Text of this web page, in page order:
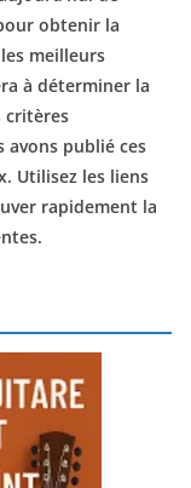
obtenir la
meilleurs
à déterminer la
critères
avons publié ces
Utilisez les liens
rapidement la